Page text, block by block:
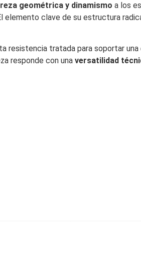
geométrica y dinamismo a los
elemento clave de su estructura
resistencia tratada para soportar
responde con una versatilidad